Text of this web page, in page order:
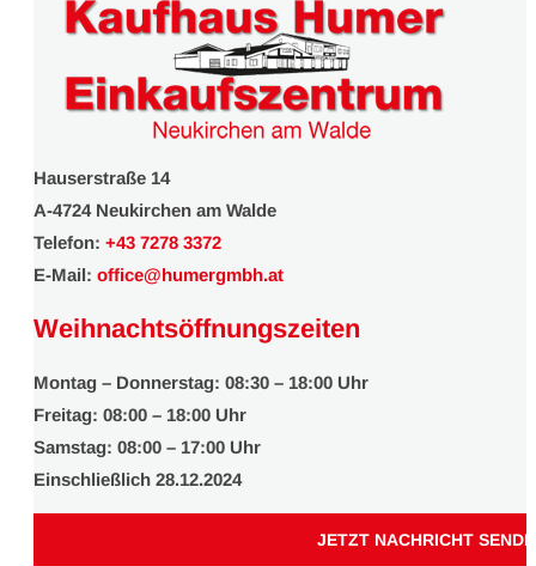
Hauserstraße 14
A-4724 Neukirchen am Walde
Telefon: +43 7278 3372
E-Mail: office@humergmbh.at
Weihnachtsöffnungszeiten
Montag – Donnerstag: 08:30 – 18:00 Uhr
Freitag: 08:00 – 18:00 Uhr
Samstag: 08:00 – 17:00 Uhr
Einschließlich 28.12.2024
JETZT NACHRICHT